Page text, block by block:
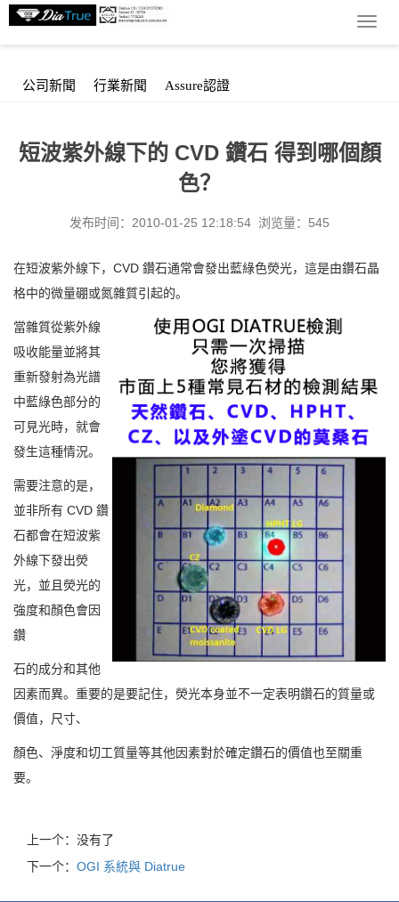
导
公司新聞 行業新聞 Assure認證
短波紫外線下的 CVD 鑽石 得到哪個顏
色？
发布时间：2010-01-25 12:18:54 浏览量：545
在短波紫外線下，CVD 鑽石通常會發出藍綠色熒光，這是由鑽石晶
格中的微量硼或氮雜質引起的。
當雜質從紫外線
吸收能量並將其
重新發射為光譜
中藍綠色部分的
可見光時，就會
發生這種情況。
需要注意的是，
並非所有 CVD 鑽
石都會在短波紫
外線下發出熒
光，並且熒光的
強度和顏色會因
鑽
石的成分和其他
因素而異。 重要的是要記住，熒光本身並不一定表明鑽石的質量或
價值，尺寸、
顏色、淨度和切工質量等其他因素對於確定鑽石的價值也至關重
要。
上一个：没有了
下一个： OGI 系統與 Diatrue